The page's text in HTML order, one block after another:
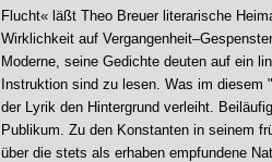
Flucht« läßt Theo Breuer literarische
Wirklichkeit auf
Moderne, seine Gedichte deuten auf ein
Instruktion sind zu lesen. Was im
der Lyrik den Hintergrund verleiht.
Publikum. Zu den Konstanten in seinem
über die stets als erhaben empfundene